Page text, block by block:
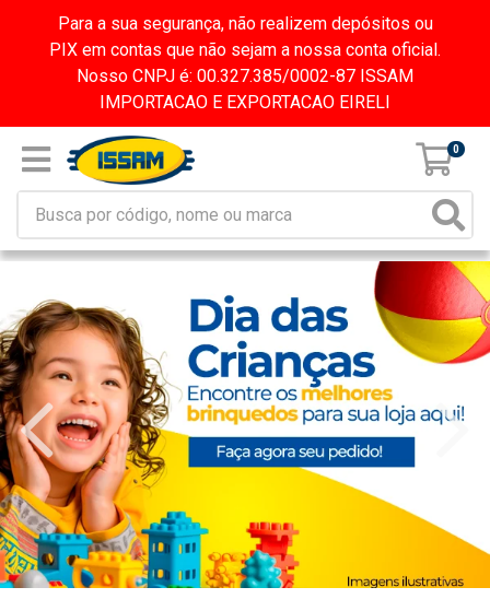
Para a sua segurança, não realizem depósitos ou
PIX em contas que não sejam a nossa conta oficial.
Nosso CNPJ é: 00.327.385/0002-87 ISSAM
IMPORTACAO E EXPORTACAO EIRELI
0